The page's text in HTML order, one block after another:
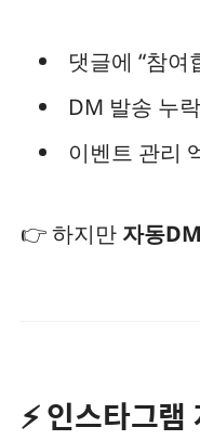
댓글에 “참
DM 발송 누
이벤트 관리
👉 하지만 자동
⚡ 인스타그